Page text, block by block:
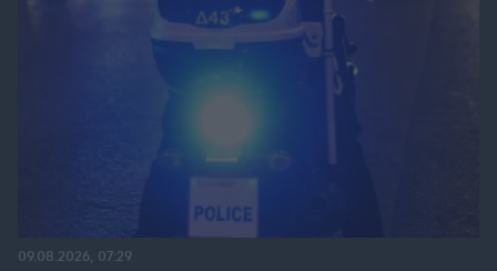
09.08.2026, 07:29